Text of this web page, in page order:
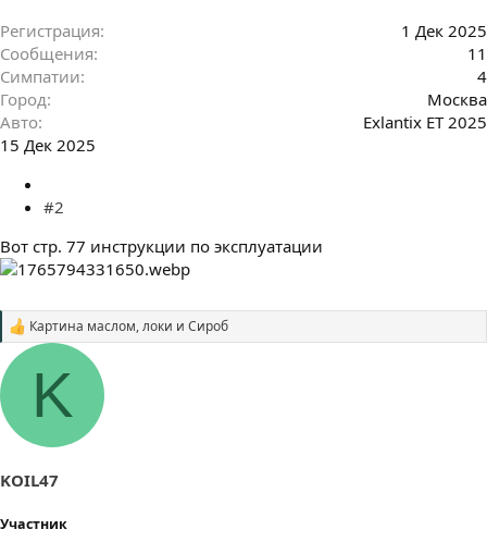
Регистрация
1 Дек 2025
Сообщения
11
Симпатии
4
Город
Москва
Авто
Exlantix ET 2025
15 Дек 2025
#2
Вот стр. 77 инструкции по эксплуатации
С
м
т
и
:
Картина маслом,локи и Сироб
K
KOIL47
Участник